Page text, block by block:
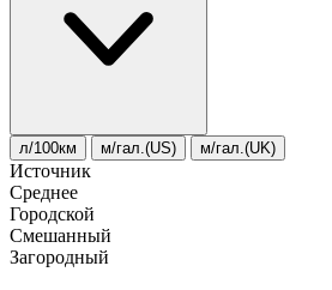
л/100км м/гал.(US) м/гал.(UK)
Источник
Среднее
Городской
Смешанный
Загородный